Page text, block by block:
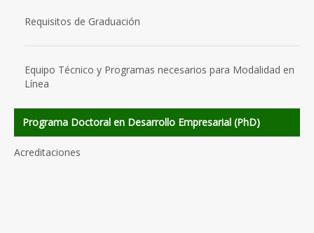
Requisitos de Graduación
Equipo Técnico y Programas necesarios para Modalidad en
Línea
Programa Doctoral en Desarrollo Empresarial (PhD)
Acreditaciones